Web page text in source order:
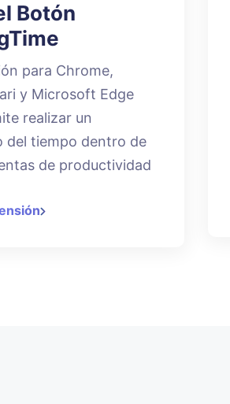
Botón
para Chrome,
y Microsoft Edge
realizar un
del tiempo dentro de
de productividad